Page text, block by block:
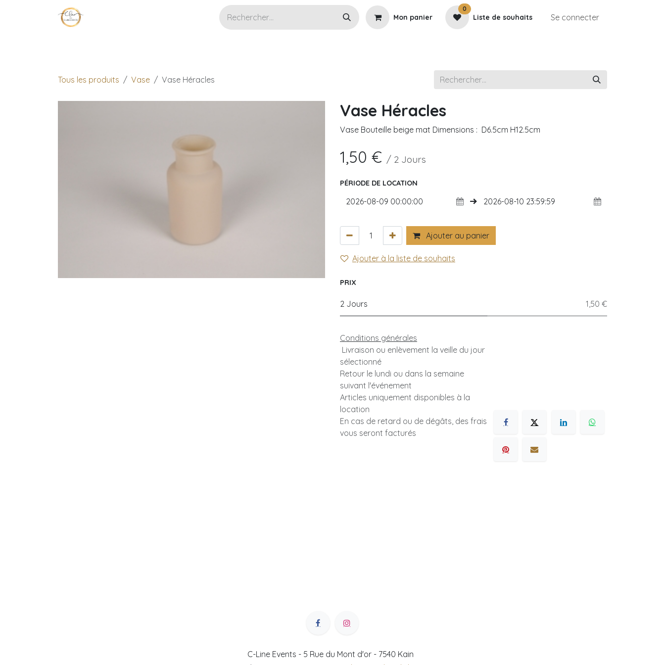
Se rendre au contenu
Mon panier
0
Liste de souhaits Se connecter
Tous les produits Vase Vase Héracles
Vase Héracles
Vase Bouteille beige mat Dimensions : D6.5cm H12.5cm
1,50 € / 2 Jours
PÉRIODE DE LOCATION
Ajouter au panier
Ajouter à la liste de souhaits
PRIX
2 Jours 1,50 €
Conditions générales
Livraison ou enlèvement la veille du jour
sélectionné
Retour le lundi ou dans la semaine
suivant l'événement
Articles uniquement disponibles à la
location
En cas de retard ou de dégâts, des frais
vous seront facturés
C-Line Events - 5 Rue du Mont d'or - 7540 Kain